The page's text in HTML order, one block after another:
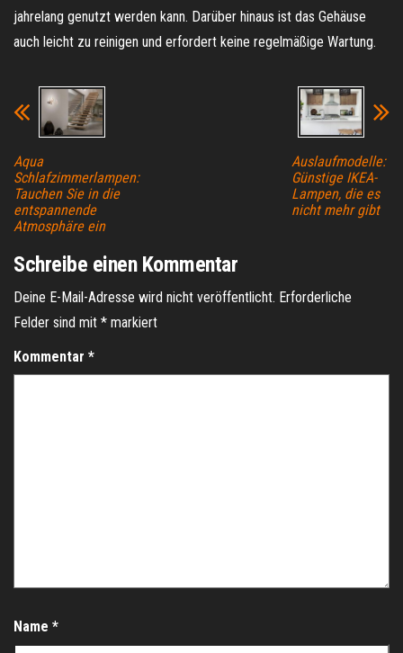
jahrelang genutzt werden kann. Darüber hinaus ist das Gehäuse
auch leicht zu reinigen und erfordert keine regelmäßige Wartung.
Aqua
Schlafzimmerlampen:
Tauchen Sie in die
entspannende
Atmosphäre ein
Auslaufmodelle:
Günstige IKEA-
Lampen, die es
nicht mehr gibt
Schreibe einen Kommentar
Deine E-Mail-Adresse wird nicht veröffentlicht. Erforderliche
Felder sind mit * markiert
Kommentar *
Name *